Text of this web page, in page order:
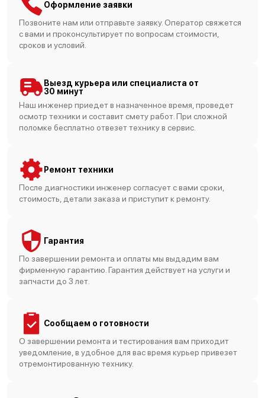
Оформление заявки
Позвоните нам или отправьте заявку. Оператор свяжется
с вами и проконсультирует по вопросам стоимости,
сроков и условий.
Выезд курьера или специалиста от
30 минут
Наш инженер приедет в назначенное время, проведет
осмотр техники и составит смету работ. При сложной
поломке бесплатно отвезет технику в сервис.
Ремонт техники
После диагностики инженер согласует с вами сроки,
стоимость, детали заказа и приступит к ремонту.
Гарантия
По завершении ремонта и оплаты мы выдадим вам
фирменную гарантию. Гарантия действует на услуги и
запчасти до 3 лет.
Сообщаем о готовности
О завершении ремонта и тестирования вам приходит
уведомление, в удобное для вас время курьер привезет
отремонтированную технику.